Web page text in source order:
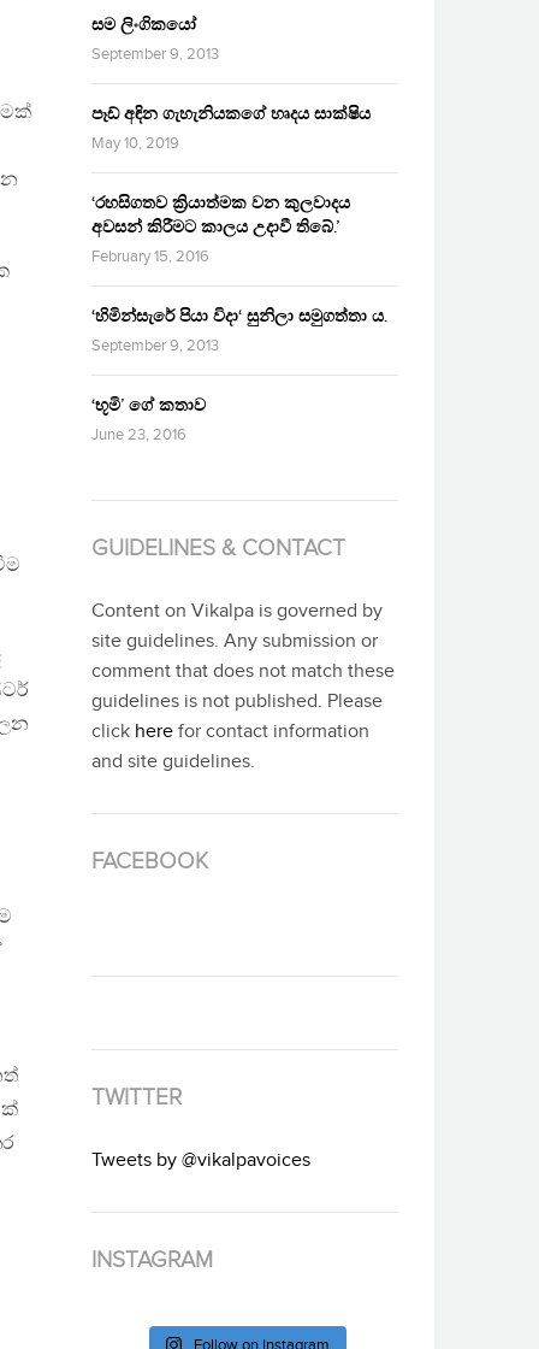
සම ලිංගිකයෝ
September 9, 2013
පෑඩ් අඳින ගැහැනියකගේ හෘදය සාක්ෂිය
May 10, 2019
‘රහසිගතව ක්‍රියාත්මක වන කුලවාදය
අවසන් කිරීමට කාලය උදාවී තිබේ.’
February 15, 2016
‘හිමින්සැරේ පියා විදා‘ සුනිලා සමුගත්තා ය.
September 9, 2013
‘භූමි’ ගේ කතාව
June 23, 2016
GUIDELINES & CONTACT
Content on Vikalpa is governed by
site guidelines. Any submission or
comment that does not match these
guidelines is not published. Please
click here for contact information
and site guidelines.
FACEBOOK
TWITTER
Tweets by @vikalpavoices
INSTAGRAM